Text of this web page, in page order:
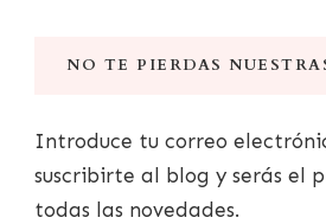
NO TE PIERDAS
Introduce tu correo
suscribirte al blog y serás el
todas las novedades.